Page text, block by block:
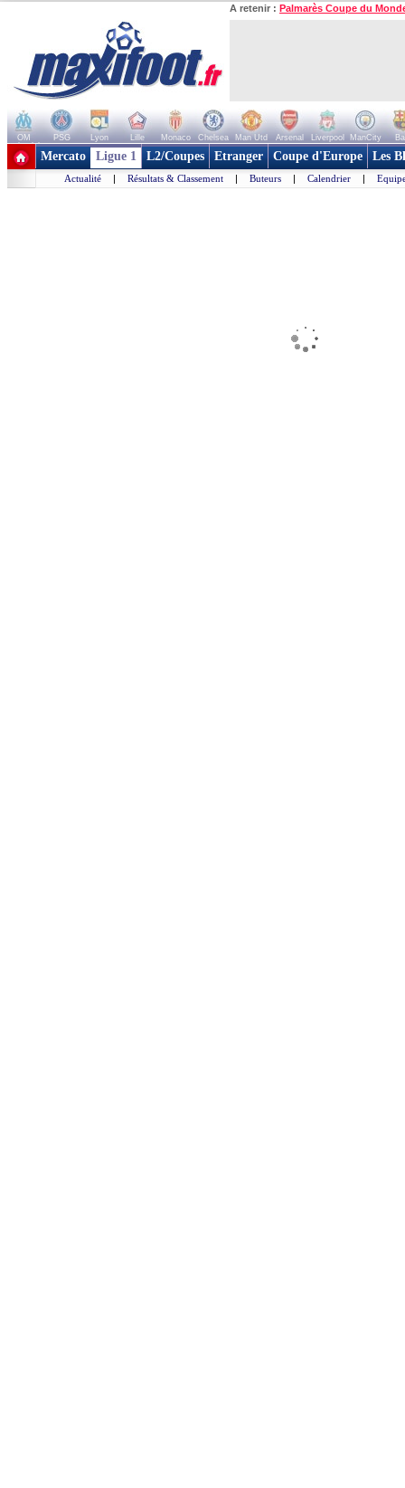
A retenir : Palmarès Coupe du
OM PSG Lyon Lille Monaco Chelsea Man Utd Arsenal Liverpool ManCity
+ de clubs
Mercato Ligue 1 L2/Coupes Etranger Coupe d'Europe Les
Actualité | Résultats & Classement | Buteurs | Calendrier |